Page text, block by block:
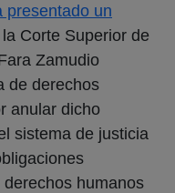
presentado un
Corte Superior de
Zamudio
de derechos
anular dicho
sistema de justicia
humanos